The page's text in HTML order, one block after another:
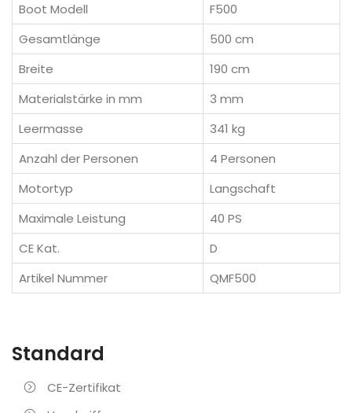
Boot Modell
F500
Gesamtlänge
500 cm
Breite
190 cm
Materialstärke in mm
3 mm
Leermasse
341 kg
Anzahl der Personen
4 Personen
Motortyp
Langschaft
Maximale Leistung
40 PS
CE Kat.
D
Artikel Nummer
QMF500
Standard
CE-Zertifikat